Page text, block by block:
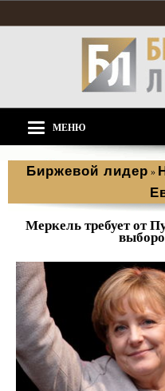
МЕНЮ
Биржевой лидер »
Меркель требует от